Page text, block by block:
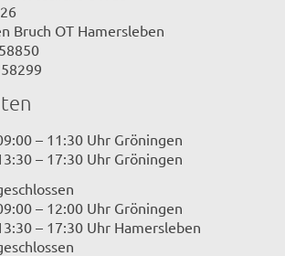
Bruch OT Hamersleben
– 11:30 Uhr Gröningen
– 17:30 Uhr Gröningen
– 12:00 Uhr Gröningen
– 17:30 Uhr Hamersleben